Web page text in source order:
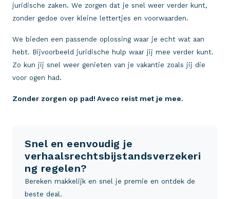
juridische zaken. We zorgen dat je snel weer verder kunt,
zonder gedoe over kleine lettertjes en voorwaarden.
We bieden een passende oplossing waar je echt wat aan
hebt. Bijvoorbeeld juridische hulp waar jij mee verder kunt.
Zo kun jij snel weer genieten van je vakantie zoals jij die
voor ogen had.
Zonder zorgen op pad! Aveco reist met je mee.
Snel en eenvoudig je
verhaalsrechtsbijstandsverzekeri
ng regelen?
Bereken makkelijk en snel je premie en ontdek de
beste deal.